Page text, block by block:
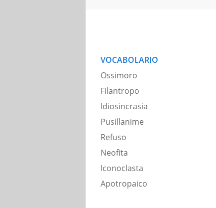
VOCABOLARIO
Ossimoro
Filantropo
Idiosincrasia
Pusillanime
Refuso
Neofita
Iconoclasta
Apotropaico